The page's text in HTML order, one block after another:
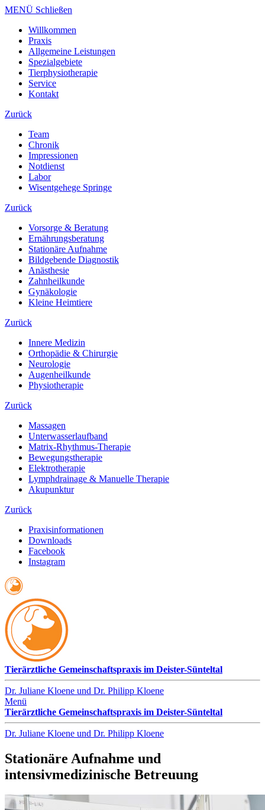
MENÜ Schließen
Willkommen
Praxis
Allgemeine Leistungen
Spezialgebiete
Tierphysiotherapie
Service
Kontakt
Zurück
Team
Chronik
Impressionen
Notdienst
Labor
Wisentgehege Springe
Zurück
Vorsorge & Beratung
Ernährungsberatung
Stationäre Aufnahme
Bildgebende Diagnostik
Anästhesie
Zahnheilkunde
Gynäkologie
Kleine Heimtiere
Zurück
Innere Medizin
Orthopädie & Chirurgie
Neurologie
Augenheilkunde
Physiotherapie
Zurück
Massagen
Unterwasserlaufband
Matrix-Rhythmus-Therapie
Bewegungstherapie
Elektrotherapie
Lymphdrainage & Manuelle Therapie
Akupunktur
Zurück
Praxisinformationen
Downloads
Facebook
Instagram
Tierärztliche Gemeinschaftspraxis im Deister-Sünteltal
Dr. Juliane Kloene und Dr. Philipp Kloene
Menü
Tierärztliche Gemeinschaftspraxis im Deister-Sünteltal
Dr. Juliane Kloene und Dr. Philipp Kloene
Stationäre Aufnahme und
intensivmedizinische Betreuung